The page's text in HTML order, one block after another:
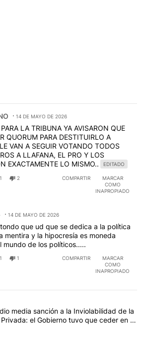
14 DE MAYO DE 2026
LA TRIBUNA YA AVISARON QUE
QUORUM PARA DESTITUIRLO A
VAN A SEGUIR VOTANDO TODOS
A LLAFANA, EL PRO Y LOS
EXACTAMENTE LO MISMO..
EDITADO
1 2 COMPARTIR
MARCAR
COMO
INAPROPIADO
14 DE MAYO DE 2026
que ud que se dedica a la política
mentira y la hipocresía es moneda
mundo de los políticos.....
1 1 COMPARTIR
MARCAR
COMO
INAPROPIADO
artículos con más comentarios en los
con el título "El Senado dio media
media sanción a la Inviolabilidad de la
el Gobierno tuvo que ceder en la
del Fuego